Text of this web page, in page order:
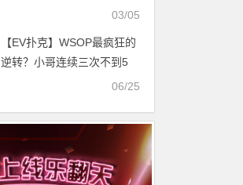
03/05
【EV扑克】WSOP最疯狂的
逆转？小哥连续三次不到5
Outs河杀对手夺冠，这运气
06/25